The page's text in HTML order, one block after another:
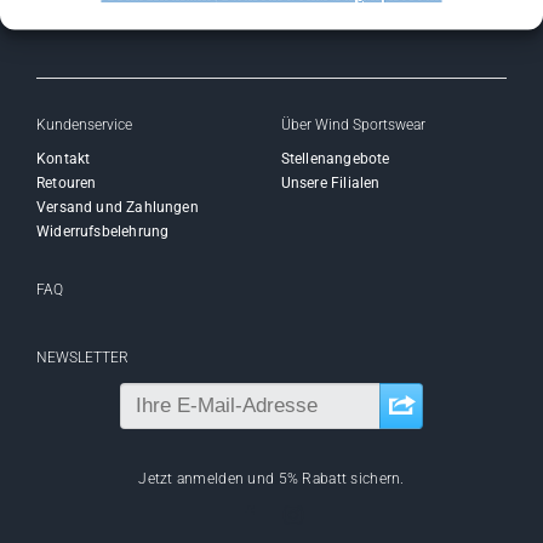
Kundenservice
Kontakt
Retouren
Versand und Zahlungen
Widerrufsbelehrung
Über Wind Sportswear
Stellenangebote
Unsere Filialen
FAQ
NEWSLETTER
Jetzt anmelden und 5% Rabatt sichern.